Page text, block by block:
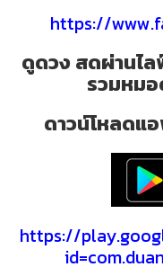
https://
ดูดวง สดผ่านไ
รวมหม
ดาวน์โหลดแ
https://